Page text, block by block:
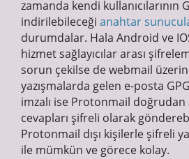
zamanda kendi kullanıcılarının
indirilebileceği anahtar
durumdalar. Hala Android ve
hizmet sağlayıcılar arası
sorun çekilse de webmail
yazışmalarda gelen e-posta
imzalı ise Protonmail
cevapları şifreli olarak
Protonmail dışı kişilerle şifreli
ile mümkün ve görece kolay.